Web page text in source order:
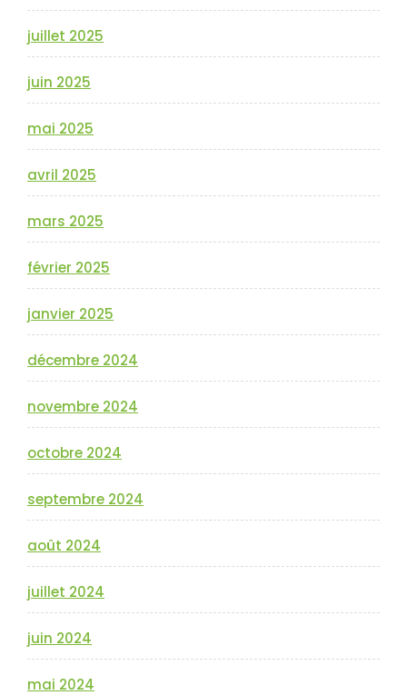
juillet 2025
juin 2025
mai 2025
avril 2025
mars 2025
février 2025
janvier 2025
décembre 2024
novembre 2024
octobre 2024
septembre 2024
août 2024
juillet 2024
juin 2024
mai 2024